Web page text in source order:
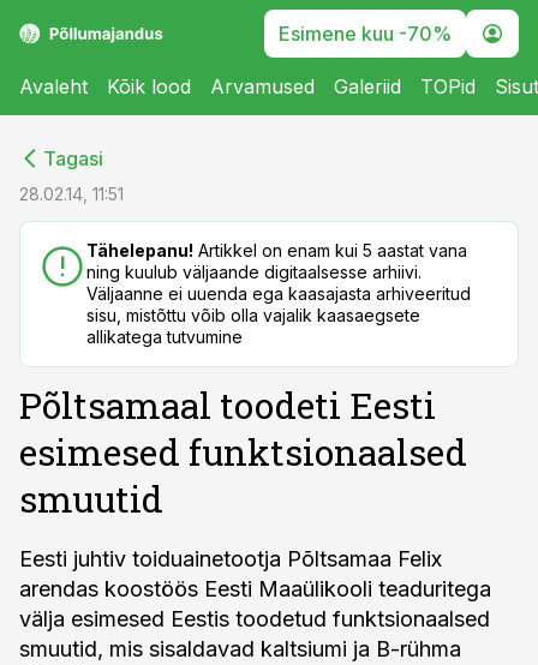
Esimene kuu -70%
Avaleht Kõik lood Arvamused Galeriid TOPid
Tagasi
28.02.14, 11:51
Tähelepanu! Artikkel on enam kui 5 aastat vana
ning kuulub väljaande digitaalsesse arhiivi.
Väljaanne ei uuenda ega kaasajasta arhiveeritud
sisu, mistõttu võib olla vajalik kaasaegsete
allikatega tutvumine
Põltsamaal toodeti Eesti
esimesed funktsionaalsed
smuutid
Eesti juhtiv toiduainetootja Põltsamaa Felix
arendas koostöös Eesti Maaülikooli teaduritega
välja esimesed Eestis toodetud funktsionaalsed
smuutid, mis sisaldavad kaltsiumi ja B-rühma